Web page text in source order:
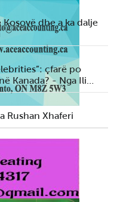
dhe a ka dalje
çfarë po
Kanada? - Nga Ili…
Rushan Xhaferi